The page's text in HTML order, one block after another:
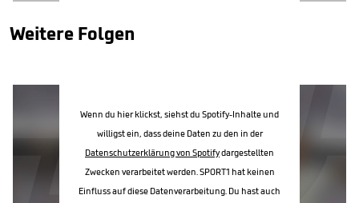
Weitere Folgen
Wenn du hier klickst, siehst du Spotify-Inhalte und
willigst ein, dass deine Daten zu den in der
Datenschutzerklärung von Spotifydargestellten
Zwecken verarbeitet werden. SPORT1 hat keinen
Einfluss auf diese Datenverarbeitung. Du hast auch